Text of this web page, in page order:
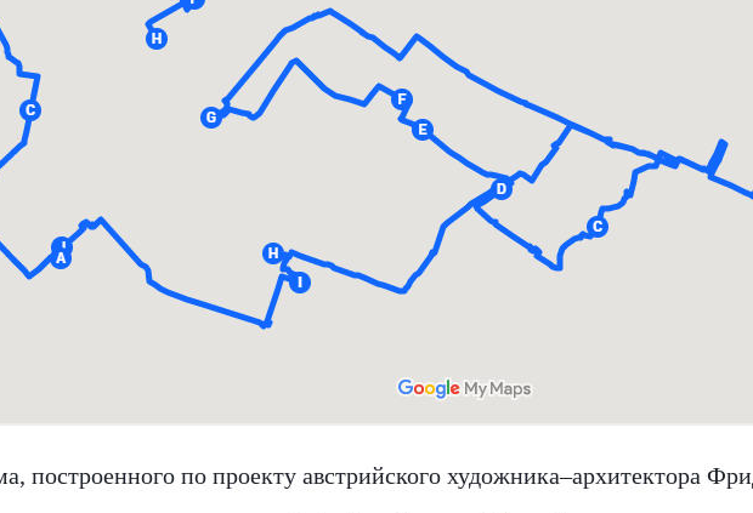
построенного по проекту австрийского художника–архитектора